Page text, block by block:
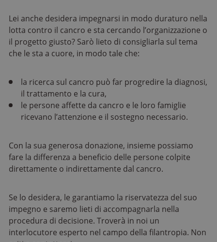
Lei anche desidera impegnarsi in modo duraturo nella
lotta contro il cancro e sta cercando l’organizzazione o
il progetto giusto? Sarò lieto di consigliarla sul tema
che le sta a cuore, in modo tale che:
la ricerca sul cancro può far progredire la diagnosi,
il trattamento e la cura,
le persone affette da cancro e le loro famiglie
ricevano l’attenzione e il sostegno necessario.
Con la sua generosa donazione, insieme possiamo
fare la differenza a beneficio delle persone colpite
direttamente o indirettamente dal cancro.
Se lo desidera, le garantiamo la riservatezza del suo
impegno e saremo lieti di accompagnarla nella
procedura di decisione. Troverà in noi un
interlocutore esperto nel campo della filantropia. Non